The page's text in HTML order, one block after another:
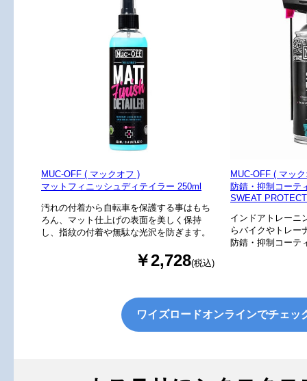
MUC-OFF ( マックオフ )
マットフィニッシュディテイラー 250ml
汚れの付着から自転車を保護する事はもち
ろん、マット仕上げの表面を美しく保持
し、指紋の付着や無駄な光沢を防ぎます。
￥2,728(税込)
MUC-OFF ( マッ
防錆・抑制コーテ
SWEAT
インドアトレーニ
らバイクやトレー
防錆・抑制コーテ
ワイズロードオンラインでチェッ